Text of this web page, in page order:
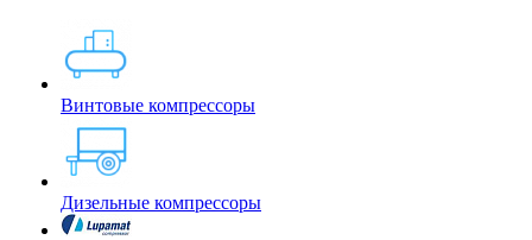
Винтовые компрессоры
Дизельные компрессоры